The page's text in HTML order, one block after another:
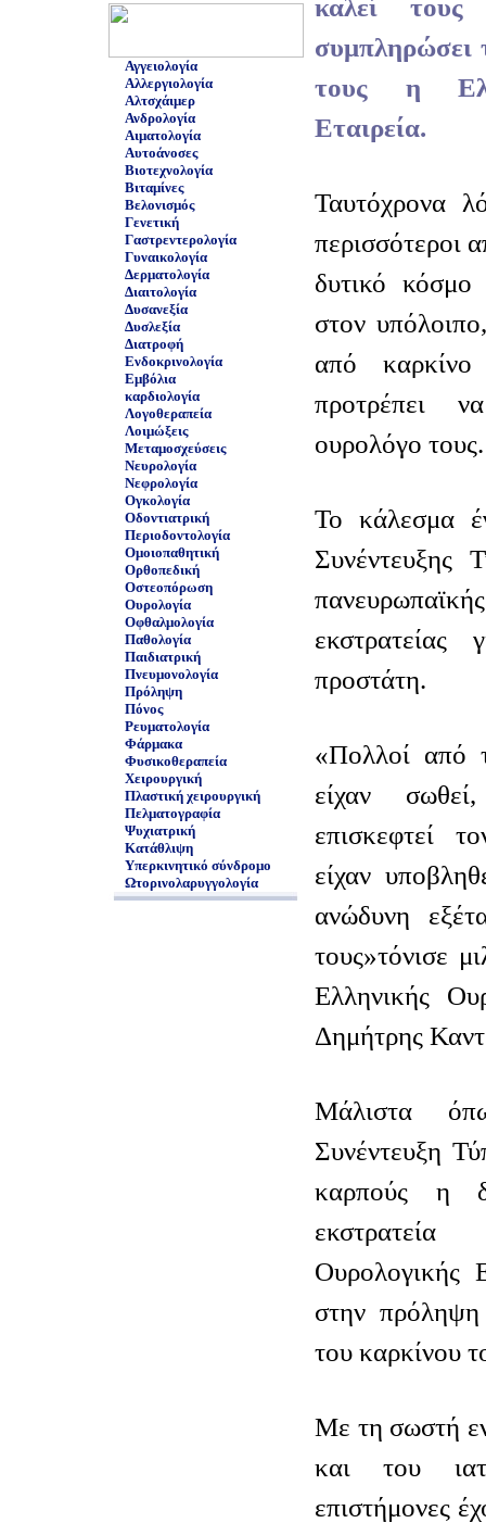
Αγγειολογία
Αλλεργιολογία
Αλτσχάιμερ
Ανδρολογία
Αιματολογία
Αυτοάνοσες
Βιοτεχνολογία
Βιταμίνες
Βελονισμός
Γενετική
Γαστρεντερολογία
Γυναικολογία
Δερματολογία
Διαιτολογία
Δυσανεξία
Δυσλεξία
Διατροφή
Ενδοκρινολογία
Εμβόλια
καρδιολογία
Λογοθεραπεία
Λοιμώξεις
Μεταμοσχεύσεις
Νευρολογία
Νεφρολογία
Ογκολογία
Οδοντιατρική
Περιοδοντολογία
Ομοιοπαθητική
Ορθοπεδική
Οστεοπόρωση
Ουρολογία
Οφθαλμολογία
Παθολογία
Παιδιατρική
Πνευμονολογία
Πρόληψη
Πόνος
Ρευματολογία
Φάρμακα
Φυσικοθεραπεία
Χειρουργική
Πλαστική χειρουργική
Πελματογραφία
Ψυχιατρική
Κατάθλιψη
Υπερκινητικό σύνδρομο
Ωτορινολαρυγγολογία
καλεί
συμπληρώσει
τους η
Εταιρεία.
Ταυτόχρονα
περισσότεροι
δυτικό κόσμο
στον
από
προτρέπει
ουρολόγο τους.
Το κάλεσμα
Συνέντευξης
προστάτη.
«Πολλοί από
είχαν
επισκεφτεί
είχαν
ανώδυνη
τους»τόνισε
Ελληνικής
Δημήτρης
Μάλιστα
Συνέντευξη
καρπούς η
Ουρολογικής
στην πρόληψη
του καρκίνου
Με τη σωστή
και του
επιστήμονες